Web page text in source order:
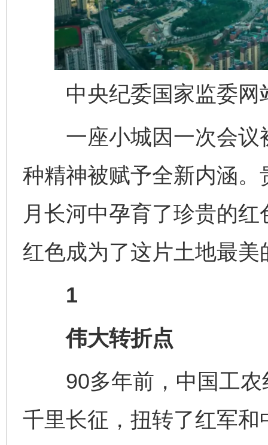
中央纪委国家监委网
一座小城因一次会议
种精神被赋予全新内涵。
月长河中孕育了珍贵的
红色成为了这片土地最美
1
伟大转折点
90多年前，中国工农
千里长征，扭转了红军